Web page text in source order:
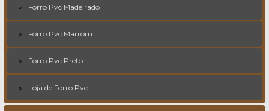
Forro Pvc Madeirado
Forro Pvc Marrom
Forro Pvc Preto
Loja de Forro Pvc